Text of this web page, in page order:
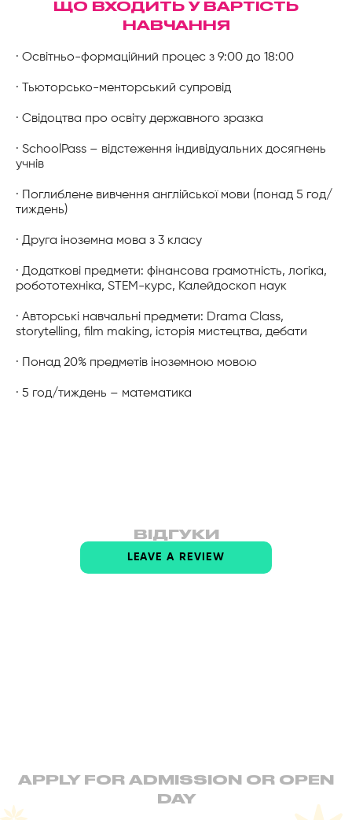
ЩО ВХОДИТЬ У ВАРТІСТЬ
НАВЧАННЯ
· Освітньо-формаційний процес з 9:00 до 18:00
· Тьюторсько-менторський супровід
· Свідоцтва про освіту державного зразка
· SchoolPass – відстеження індивідуальних досягнень
учнів
· Поглиблене вивчення англійської мови (понад 5 год/
тиждень)
· Друга іноземна мова з 3 класу
· Додаткові предмети: фінансова грамотність, логіка,
робототехніка, STEM-курс, Калейдоскоп наук
· Авторські навчальні предмети: Drama Class,
storytelling, film making, історія мистецтва, дебати
· Понад 20% предметів іноземною мовою
· 5 год/тиждень – математика
ВІДГУКИ
LEAVE A REVIEW
APPLY FOR ADMISSION OR OPEN
DAY